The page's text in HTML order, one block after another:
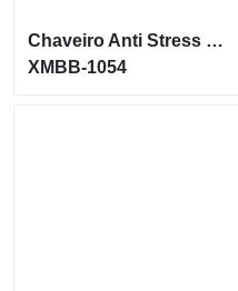
Chaveiro Anti Stress Bola Vinil Baseball Personalizado XMBB-1054
XMBB-1054